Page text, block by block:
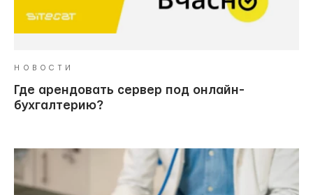
НОВОСТИ
Где арендовать сервер под онлайн-
бухгалтерию?